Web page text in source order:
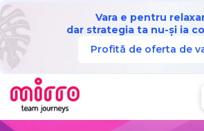
Vara e pentru
dar strategia ta nu-și ia
Profită de oferta de